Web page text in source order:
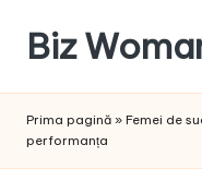
content
Biz
succesul
Prima pagină » Femei de
performanța